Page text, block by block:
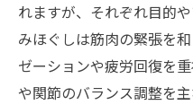
れますが、それぞれ目的
みほぐしは筋肉の緊張を
ゼーションや疲労回復を
や関節のバランス調整を